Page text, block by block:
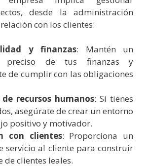
desde la administración
con los clientes:
y finanzas: Mantén un
preciso de tus finanzas y
de cumplir con las obligaciones
de recursos humanos: Si tienes
asegúrate de crear un entorno
positivo y motivador.
con clientes: Proporciona un
servicio al cliente para construir
de clientes leales.